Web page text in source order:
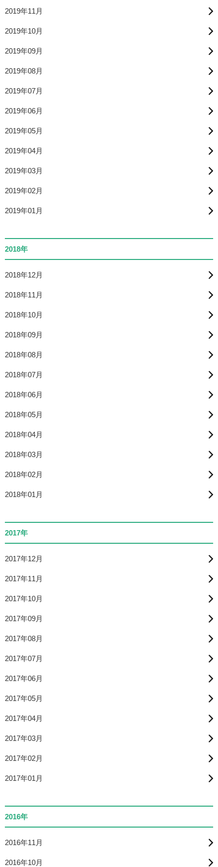
2019年11月
2019年10月
2019年09月
2019年08月
2019年07月
2019年06月
2019年05月
2019年04月
2019年03月
2019年02月
2019年01月
2018年
2018年12月
2018年11月
2018年10月
2018年09月
2018年08月
2018年07月
2018年06月
2018年05月
2018年04月
2018年03月
2018年02月
2018年01月
2017年
2017年12月
2017年11月
2017年10月
2017年09月
2017年08月
2017年07月
2017年06月
2017年05月
2017年04月
2017年03月
2017年02月
2017年01月
2016年
2016年11月
2016年10月